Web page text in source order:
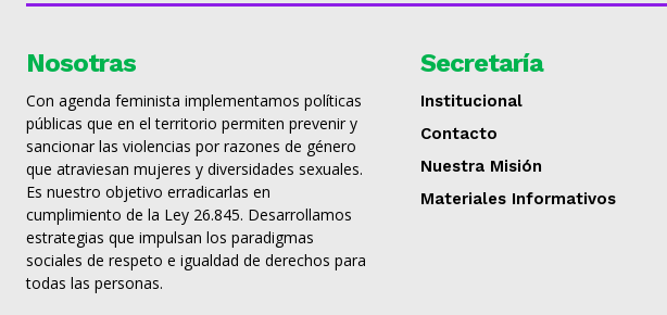
Nosotras
Con agenda feminista implementamos políticas
públicas que en el territorio permiten prevenir y
sancionar las violencias por razones de género
que atraviesan mujeres y diversidades sexuales.
Es nuestro objetivo erradicarlas en
cumplimiento de la Ley 26.845. Desarrollamos
estrategias que impulsan los paradigmas
sociales de respeto e igualdad de derechos para
todas las personas.
Secretaría
Institucional
Contacto
Nuestra Misión
Materiales Informativos